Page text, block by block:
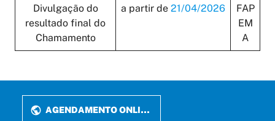
Divulgação do
resultado final do
Chamamento
a partir de 21/04/2026
FAP
EM
A
AGENDAMENTO ONLINE